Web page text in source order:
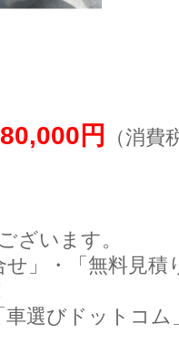
円 （消費
ざいます。
」・「無料見積
選びドットコ